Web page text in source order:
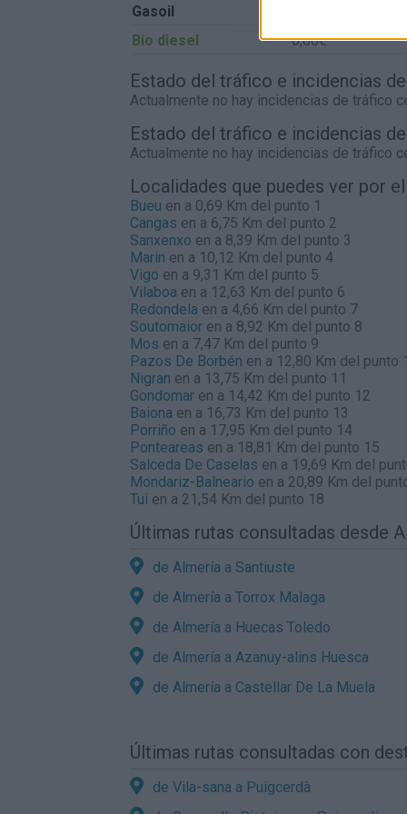
Gasoil
Bio diesel
0,00€
Estado del tráfico e incidencias
Actualmente no hay incidencias de tráfico
Estado del tráfico e incidencias
Actualmente no hay incidencias de tráfico
Localidades que puedes ver por
Bueu en a 0,69 Km del punto 1
Cangas en a 6,75 Km del punto 2
Sanxenxo en a 8,39 Km del punto 3
Marin en a 10,12 Km del punto 4
Vigo en a 9,31 Km del punto 5
Vilaboa en a 12,63 Km del punto 6
Redondela en a 4,66 Km del punto 7
Soutomaior en a 8,92 Km del punto 8
Mos en a 7,47 Km del punto 9
Pazos De Borbén en a 12,80 Km del punto
Nigran en a 13,75 Km del punto 11
Gondomar en a 14,42 Km del punto 12
Baiona en a 16,73 Km del punto 13
Porriño en a 17,95 Km del punto 14
Ponteareas en a 18,81 Km del punto 15
Salceda De Caselas en a 19,69 Km del
Mondariz-Balneario en a 20,89 Km del
Tui en a 21,54 Km del punto 18
Últimas rutas consultadas desde
de Almería a Santiuste
de Almería a Torrox Malaga
de Almería a Huecas Toledo
de Almería a Azanuy-alins Huesca
de Almería a Castellar De La Muela
Últimas rutas consultadas con
de Vila-sana a Puigcerdà